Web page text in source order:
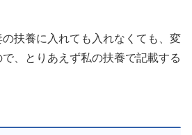
扶養に入れても入れなくても、変
、とりあえず私の扶養で記載する